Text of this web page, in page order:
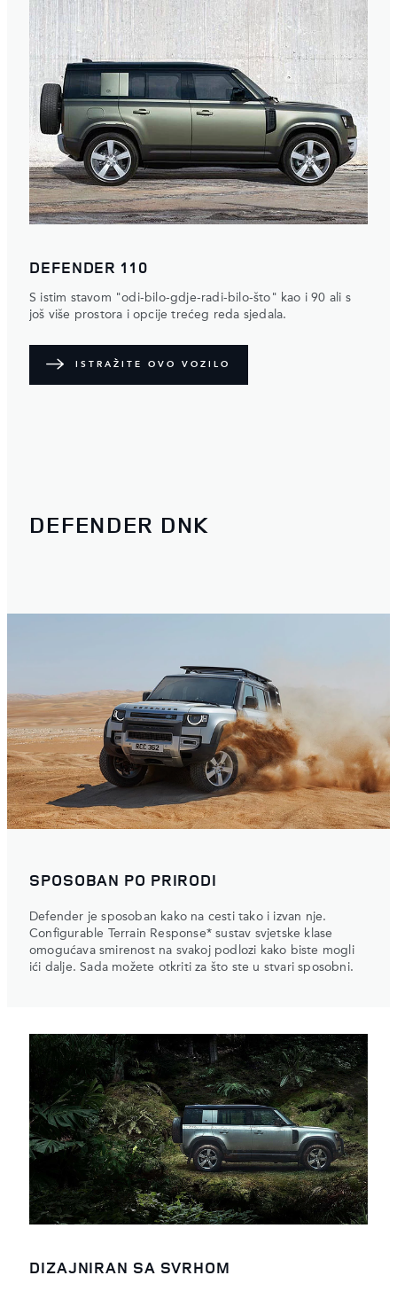
DEFENDER 110
S istim stavom "odi-bilo-gdje-radi-bilo-što" kao i 90 ali s
još više prostora i opcije trećeg reda sjedala.
ISTRAŽITE OVO VOZILO
DEFENDER DNK
SPOSOBAN PO PRIRODI
Defender je sposoban kako na cesti tako i izvan nje.
Configurable Terrain Response* sustav svjetske klase
omogućava smirenost na svakoj podlozi kako biste mogli
ići dalje. Sada možete otkriti za što ste u stvari sposobni.
DIZAJNIRAN SA SVRHOM